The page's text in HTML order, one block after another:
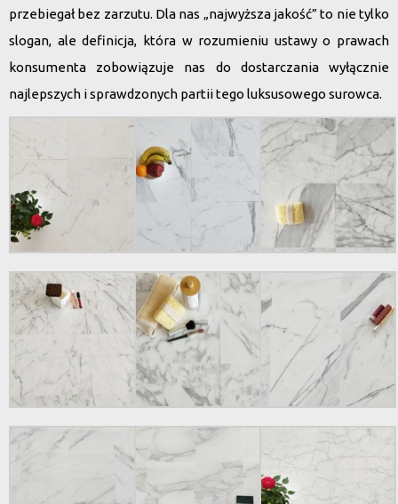
przebiegał bez zarzutu. Dla nas „najwyższa jakość” to nie tylko
slogan, ale definicja, która w rozumieniu ustawyo prawach
konsumenta zobowiązuje nas do dostarczania wyłącznie
najlepszych i sprawdzonych partii tego luksusowego surowca.